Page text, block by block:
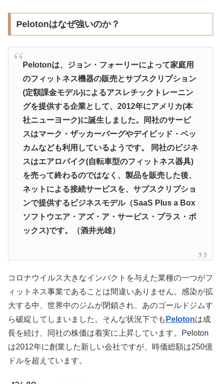
Pelotonはなぜ強いのか？
Pelotonは、ジョン・フォーリーによって家庭用
のフィットネス機器の販売とサブスクリプション
(定額課金モデル)によるアスレチックトレーニン
グを提供する企業として、2012年にアメリカ(本
社ニューヨーク)に誕生しました。同社のサービ
スはマーク・ザッカーバーグやデイビッド・ベッ
カムなども利用しているようです。 同社のビジネ
スはエアロバイク(自転車型のフィットネス器具)
を売って終わるのではなく、製品を販売した後、
ネットによる接続サービスを、サブスクリプショ
ンで提供するビジネスモデル（SaaS Plus a Box
ソフトウエア・アズ・ア・サービス・プラス・ボ
ックス)です。（酒井光雄）
コロナウイルス大きなインパクトを与えた業種の一つがフ
ィットネス事業であることは間違いありません。感染が拡
大する中、世界中のジムが閉鎖され、あのゴールドジムす
ら破綻してしまいました。そんな状況下でも Pelotonは成
長を続け、同社の株価は着実に上昇しています。Peloton
は2012年に創業した新しい会社ですが、時価総額は250億
ドルを超えています。